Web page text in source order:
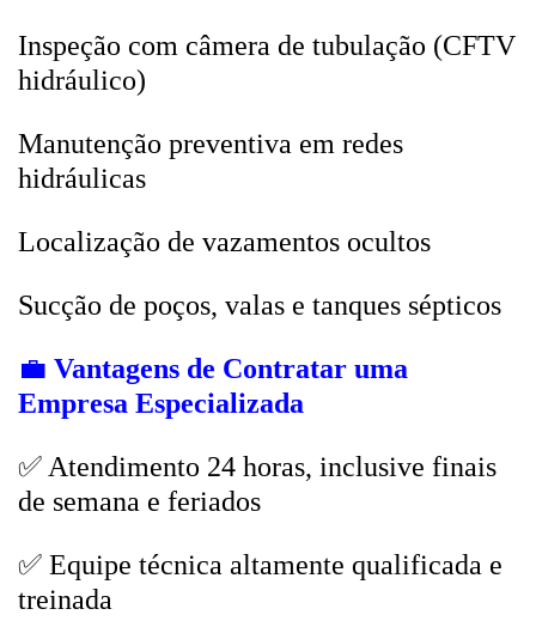
Inspeção com câmera de tubulação (CFTV
hidráulico)
Manutenção preventiva em redes
hidráulicas
Localização de vazamentos ocultos
Sucção de poços, valas e tanques sépticos
💼 Vantagens de Contratar uma
Empresa Especializada
✅ Atendimento 24 horas, inclusive finais
de semana e feriados
✅ Equipe técnica altamente qualificada e
treinada